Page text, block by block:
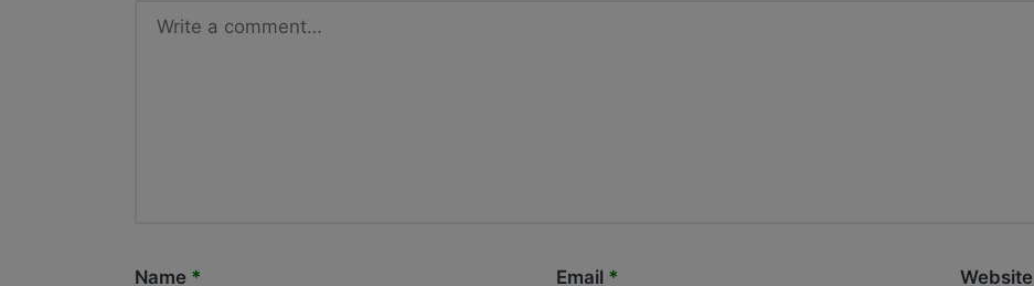
Name * Email * Website